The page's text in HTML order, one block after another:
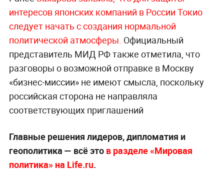
интересов японских компаний в России Токио
следует начать с создания нормальной
политической атмосферы. Официальный
представитель МИД РФ также отметила, что
разговоры о возможной отправке в Москву
«бизнес-миссии» не имеют смысла, поскольку
российская сторона не направляла
соответствующих приглашений
Главные решения лидеров, дипломатия и
геополитика — всё это в разделе «Мировая
политика» на Life.ru.